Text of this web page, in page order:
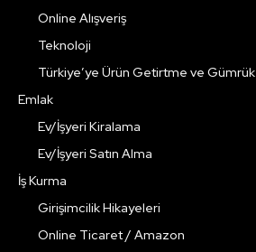
Online Alışveriş
Teknoloji
Türkiye’ye Ürün Getirtme ve Gümrük
Emlak
Ev/İşyeri Kiralama
Ev/İşyeri Satın Alma
İş Kurma
Girişimcilik Hikayeleri
Online Ticaret / Amazon